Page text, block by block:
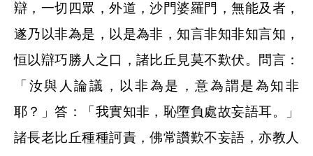
辯，一切四眾，外道，沙門婆羅門，無能及者，
遂乃以非為是，以是為非，知言非知非知言知，
恒以辯巧勝人之口，諸比丘見莫不歎伏。問言：
「汝與人論議，以非為是，意為謂是為知非
耶？」答：「我實知非，恥墮負處故妄語耳。」
諸長老比丘種種訶責，佛常讚歎不妄語，亦教人